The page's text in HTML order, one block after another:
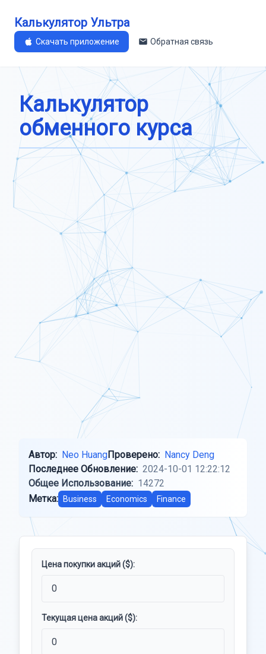
Калькулятор Ультра
Скачать приложение Обратная связь
Калькулятор
обменного курса
Автор: Neo HuangПроверено: Nancy Deng
Последнее Обновление: 2024-10-01 12:22:12
Общее Использование: 14272
Метка:
Business Economics Finance
Цена покупки акций ($):
Текущая цена акций ($):